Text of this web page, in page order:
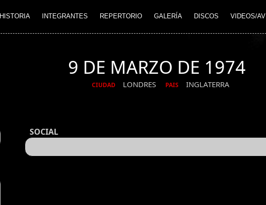
HISTORIA INTEGRANTES REPERTORIO GALERÍA DISCOS VIDEOS/AV
9 DE MARZO DE 1974
CIUDAD LONDRES PAIS INGLATERRA
SOCIAL